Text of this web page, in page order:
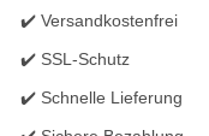
✔️ Versandkostenfrei
✔️ SSL-Schutz
✔️ Schnelle Lieferung